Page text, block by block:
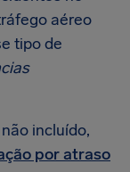
aéreo
tipo de
incluído,
por atraso